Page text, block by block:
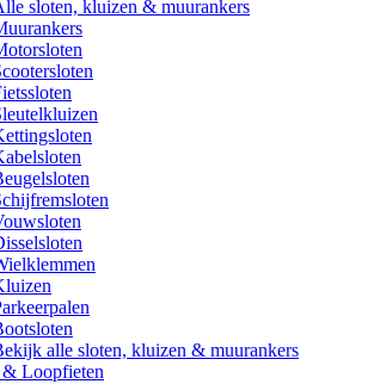
sloten, kluizen & muurankers
alle sloten, kluizen & muurankers
Loopfieten